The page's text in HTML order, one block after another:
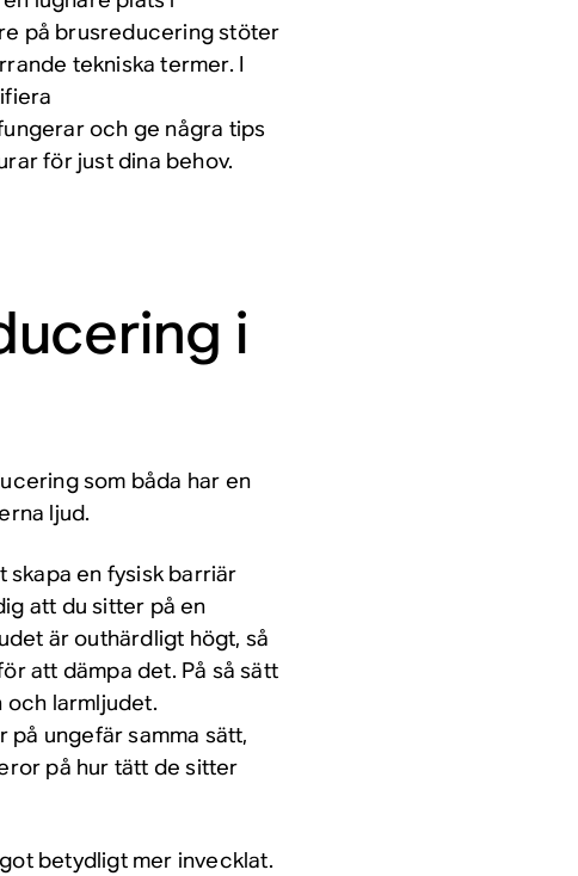
på brusreducering stöter
tekniska termer. I
och ge några tips
för just dina behov.
i
som båda har en
ljud.
skapa en fysiskbarriär
att du sitter på en
är outhärdligt högt, så
att dämpa det. På så sätt
och larmljudet.
ungefär samma sätt,
på hur tätt de sitter
betydligt mer invecklat.